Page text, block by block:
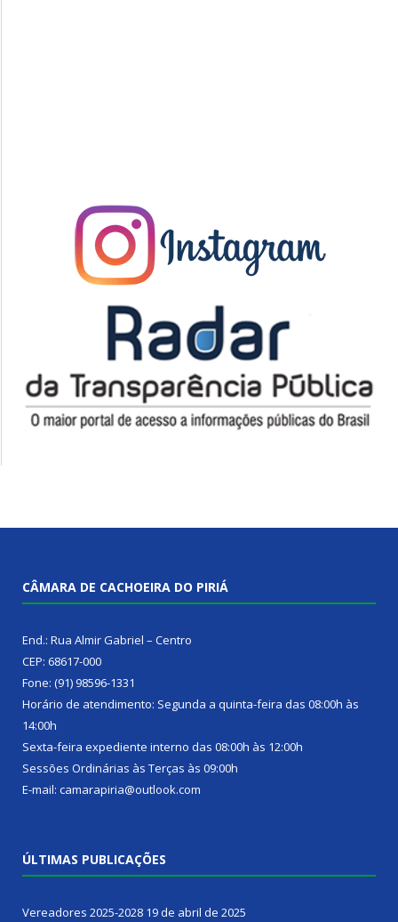
CÂMARA DE CACHOEIRA DO PIRIÁ
End.: Rua Almir Gabriel – Centro
CEP: 68617-000
Fone: (91) 98596-1331
Horário de atendimento: Segunda a quinta-feira das 08:00h às
14:00h
Sexta-feira expediente interno das 08:00h às 12:00h
Sessões Ordinárias às Terças às 09:00h
E-mail: camarapiria@outlook.com
ÚLTIMAS PUBLICAÇÕES
Vereadores 2025-2028 19 de abril de 2025